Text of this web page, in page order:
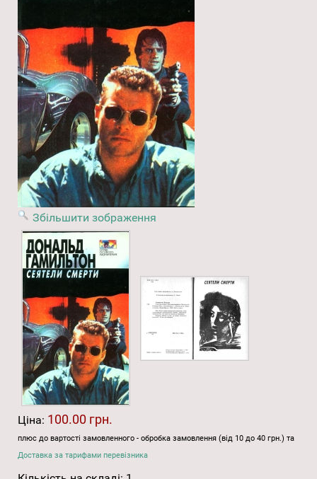
Збільшити зображення
Ціна: 100.00 грн.
плюс до вартості замовленного - обробка замовлення (від 10 до 40 грн.) та
Доставка за тарифами перевізника